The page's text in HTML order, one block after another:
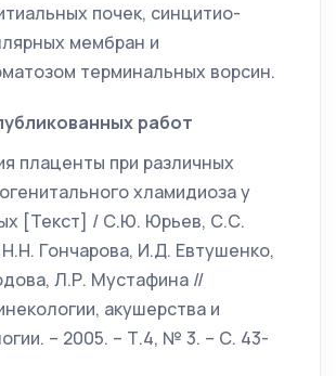
почек, синцитио-
мембран и
терминальных ворсин.
работ
плаценты при различных
хламидиоза у
[Текст] / С.Ю. Юрьев, С.С.
Гончарова, И.Д. Евтушенко,
Л.Р. Мустафина //
акушерства и
– 2005. – Т.4, № 3. – С. 43-